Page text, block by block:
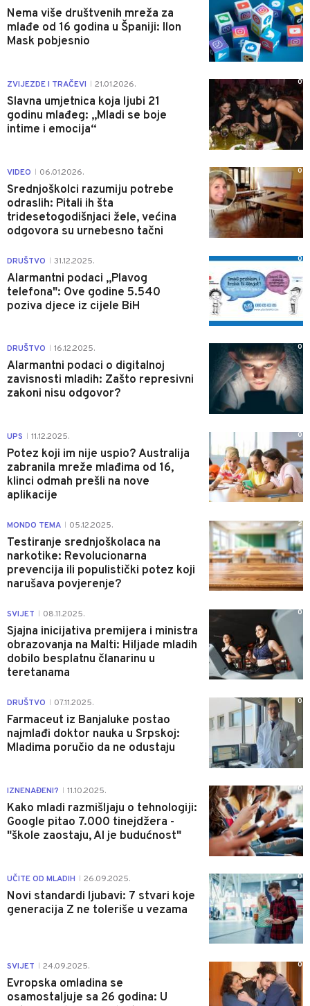
Nema više društvenih mreža za
mlađe od 16 godina u Španiji: Ilon
Mask pobjesnio
ZVIJEZDE I TRAČEVI 21.01.2026.
Slavna umjetnica koja ljubi 21
godinu mlađeg: „Mladi se boje
intime i emocija“
0
VIDEO 06.01.2026.
Srednjoškolci razumiju potrebe
odraslih: Pitali ih šta
tridesetogodišnjaci žele, većina
odgovora su urnebesno tačni
0
DRUŠTVO 31.12.2025.
Alarmantni podaci „Plavog
telefona": Ove godine 5.540
poziva djece iz cijele BiH
0
DRUŠTVO 16.12.2025.
Alarmantni podaci o digitalnoj
zavisnosti mladih: Zašto represivni
zakoni nisu odgovor?
0
UPS 11.12.2025.
Potez koji im nije uspio? Australija
zabranila mreže mlađima od 16,
klinci odmah prešli na nove
aplikacije
0
MONDO TEMA 05.12.2025.
Testiranje srednjoškolaca na
narkotike: Revolucionarna
prevencija ili populistički potez koji
narušava povjerenje?
2
SVIJET 08.11.2025.
Sjajna inicijativa premijera i ministra
obrazovanja na Malti: Hiljade mladih
dobilo besplatnu članarinu u
teretanama
0
DRUŠTVO 07.11.2025.
Farmaceut iz Banjaluke postao
najmlađi doktor nauka u Srpskoj:
Mladima poručio da ne odustaju
0
IZNENAĐENI? 11.10.2025.
Kako mladi razmišljaju o tehnologiji:
Google pitao 7.000 tinejdžera -
"škole zaostaju, AI je budućnost"
0
UČITE OD MLADIH 26.09.2025.
Novi standardi ljubavi: 7 stvari koje
generacija Z ne toleriše u vezama
0
SVIJET 24.09.2025.
Evropska omladina se
osamostaljuje sa 26 godina: U
0